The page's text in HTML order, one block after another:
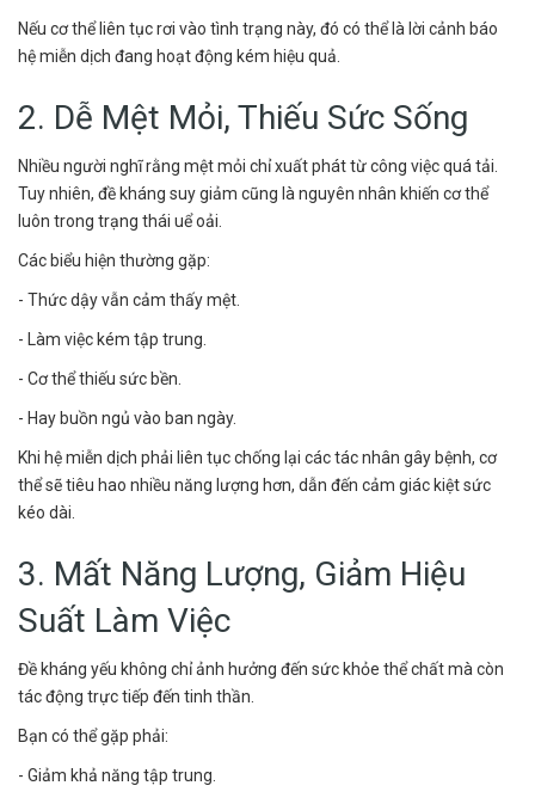
Nếu cơ thể liên tục rơi vào tình trạng này, đó có thể là lời cảnh báo
hệ miễn dịch đang hoạt động kém hiệu quả.
2. Dễ Mệt Mỏi, Thiếu Sức Sống
Nhiều người nghĩ rằng mệt mỏi chỉ xuất phát từ công việc quá tải.
Tuy nhiên, đề kháng suy giảm cũng là nguyên nhân khiến cơ thể
luôn trong trạng thái uể oải.
Các biểu hiện thường gặp:
- Thức dậy vẫn cảm thấy mệt.
- Làm việc kém tập trung.
- Cơ thể thiếu sức bền.
- Hay buồn ngủ vào ban ngày.
Khi hệ miễn dịch phải liên tục chống lại các tác nhân gây bệnh, cơ
thể sẽ tiêu hao nhiều năng lượng hơn, dẫn đến cảm giác kiệt sức
kéo dài.
3. Mất Năng Lượng, Giảm Hiệu
Suất Làm Việc
Đề kháng yếu không chỉ ảnh hưởng đến sức khỏe thể chất mà còn
tác động trực tiếp đến tinh thần.
Bạn có thể gặp phải:
- Giảm khả năng tập trung.